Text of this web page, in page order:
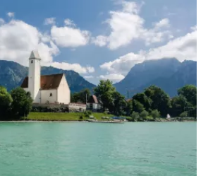
Folytassa e-mailben